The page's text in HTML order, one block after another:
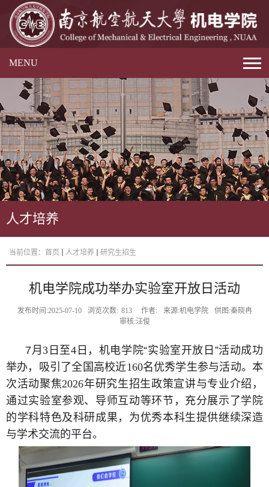
MENU
人才培养
当前位置： 首页 人才培养 研究生招生
机电学院成功举办实验室开放日活动
发布时间:2025-07-10 浏览次数: 813 作者: 来源:机电学院
供图:秦晓冉
审核:汪俊
7月3 日至4 日，机电学院“实验室开放日”活动成功
举办，吸引了全国高校近160名优秀学生参与活动。本
次活动聚焦2026年研究生招生政策宣讲与专业介绍，
通过实验室参观、导师互动等环节，充分展示了学院
的学科特色及科研成果，为优秀本科生提供继续深造
与学术交流的平台。